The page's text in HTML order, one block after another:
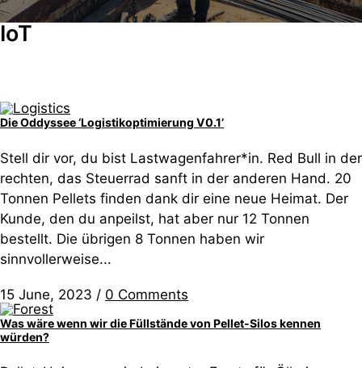
IoT
Die Oddyssee ‘Logistikoptimierung V0.1’
Stell dir vor, du bist Lastwagenfahrer*in. Red Bull in der
rechten, das Steuerrad sanft in der anderen Hand. 20
Tonnen Pellets finden dank dir eine neue Heimat. Der
Kunde, den du anpeilst, hat aber nur 12 Tonnen
bestellt. Die übrigen 8 Tonnen haben wir
sinnvollerweise...
15 June, 2023 / 0 Comments
Was wäre wenn wir die Füllstände von Pellet-Silos kennen
würden?